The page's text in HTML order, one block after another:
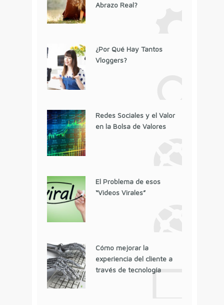
Abrazo Real?
¿Por Qué Hay Tantos
Vloggers?
Redes Sociales y el Valor
en la Bolsa de Valores
El Problema de esos
“Videos Virales”
Cómo mejorar la
experiencia del cliente a
través de tecnología